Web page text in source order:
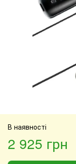
В наявності
2 925 грн